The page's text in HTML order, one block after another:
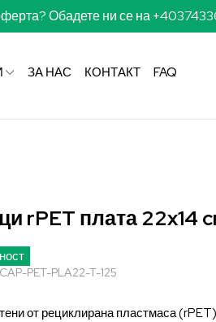
Обадете ни се на
ЗА НАС КОНТАКТ FAQ
rPET плата 22x14
CAP-PET-PLA22-T-125
от рециклирана пластмаса (rPET)